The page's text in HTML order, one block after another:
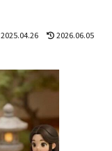
2025.04.26 2026.06.05